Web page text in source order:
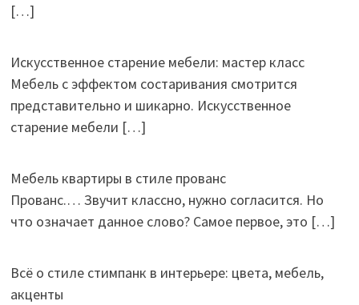
[…]
Искусственное старение мебели: мастер класс
Мебель с эффектом состаривания смотрится
представительно и шикарно. Искусственное
старение мебели […]
Мебель квартиры в стиле прованс
Прованс.… Звучит классно, нужно согласится. Но
что означает данное слово? Самое первое, это […]
Всё о стиле стимпанк в интерьере: цвета, мебель,
акценты